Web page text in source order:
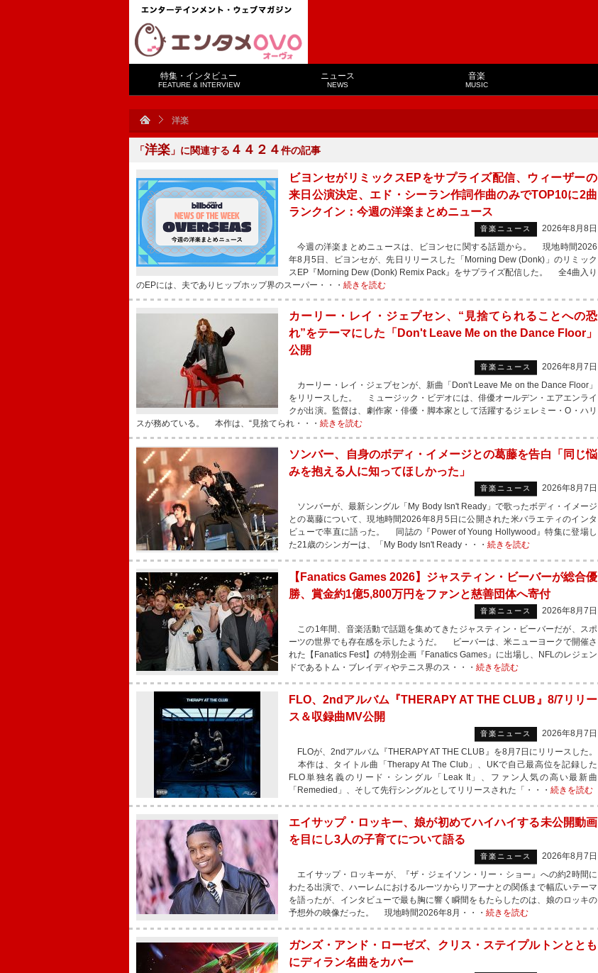
特集・インタビュー
FEATURE & INTERVIEW
ニュース
NEWS
音楽
MUSIC
洋楽
「洋楽 」に関連する ４４２４件の記事
ビヨンセがリミックスEPをサプライズ配信、ウィーザーの
来日公演決定、エド・シーラン作詞作曲のみでTOP10に2曲
ランクイン：今週の洋楽まとめニュース
音楽ニュース
2026年8月8日
今週の洋楽まとめニュースは、ビヨンセに関する話題から。 現地時間2026
年8月5日、ビヨンセが、先日リリースした「Morning Dew (Donk)」のリミック
スEP『Morning Dew (Donk) Remix Pack』をサプライズ配信した。 全4曲入り
のEPには、夫でありヒップホップ界のスーパー・・・ 続きを読む
カーリー・レイ・ジェプセン、“見捨てられることへの恐
れ”をテーマにした「Don't Leave Me on the Dance Floor」
公開
音楽ニュース
2026年8月7日
カーリー・レイ・ジェプセンが、新曲「Don't Leave Me on the Dance Floor」
をリリースした。 ミュージック・ビデオには、俳優オールデン・エアエンライ
クが出演。監督は、劇作家・俳優・脚本家として活躍するジェレミー・O・ハリ
スが務めている。 本作は、“見捨てられ・・・ 続きを読む
ソンバー、自身のボディ・イメージとの葛藤を告白「同じ悩
みを抱える人に知ってほしかった」
音楽ニュース
2026年8月7日
ソンバーが、最新シングル「My Body Isn't Ready」で歌ったボディ・イメージ
との葛藤について、現地時間2026年8月5日に公開された米バラエティのインタ
ビューで率直に語った。 同誌の『Power of Young Hollywood』特集に登場し
た21歳のシンガーは、「My Body Isn't Ready・・・ 続きを読む
【Fanatics Games 2026】ジャスティン・ビーバーが総合優
勝、賞金約1億5,800万円をファンと慈善団体へ寄付
音楽ニュース
2026年8月7日
この1年間、音楽活動で話題を集めてきたジャスティン・ビーバーだが、スポ
ーツの世界でも存在感を示したようだ。 ビーバーは、米ニューヨークで開催さ
れた【Fanatics Fest】の特別企画『Fanatics Games』に出場し、NFLのレジェン
ドであるトム・ブレイディやテニス界のス・・・ 続きを読む
FLO、2ndアルバム『THERAPY AT THE CLUB』8/7リリー
ス＆収録曲MV公開
音楽ニュース
2026年8月7日
FLOが、2ndアルバム『THERAPY AT THE CLUB』を8月7日にリリースした。
本作は、タイトル曲「Therapy At The Club」、UKで自己最高位を記録した
FLO単独名義のリード・シングル「Leak It」、ファン人気の高い最新曲
「Remedied」、そして先行シングルとしてリリースされた「・・・ 続きを読む
エイサップ・ロッキー、娘が初めてハイハイする未公開動画
を目にし3人の子育てについて語る
音楽ニュース
2026年8月7日
エイサップ・ロッキーが、『ザ・ジェイソン・リー・ショー』への約2時間に
わたる出演で、ハーレムにおけるルーツからリアーナとの関係まで幅広いテーマ
を語ったが、インタビューで最も胸に響く瞬間をもたらしたのは、娘のロッキの
予想外の映像だった。 現地時間2026年8月・・・ 続きを読む
ガンズ・アンド・ローゼズ、クリス・ステイプルトンととも
にディラン名曲をカバー